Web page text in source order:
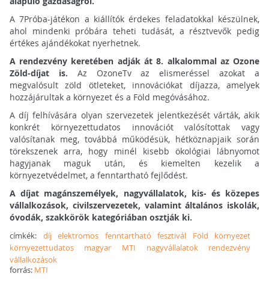
A 7Próba-játékon a kiállítók érdekes feladatokkal készülnek,
ahol mindenki próbára teheti tudását, a résztvevők pedig
értékes ajándékokat nyerhetnek.
A rendezvény keretében adják át 8. alkalommal az Ozone
Zöld-díjat is. Az OzoneTv az elismeréssel azokat a
megvalósult zöld ötleteket, innovációkat díjazza, amelyek
hozzájárultak a környezet és a Föld megóvásához.
A díj felhívására olyan szervezetek jelentkezését várták, akik
konkrét környezettudatos innovációt valósítottak vagy
valósítanak meg, továbbá működésük, hétköznapjaik során
törekszenek arra, hogy minél kisebb ökológiai lábnyomot
hagyjanak maguk után, és kiemelten kezelik a
környezetvédelmet, a fenntartható fejlődést.
A díjat magánszemélyek, nagyvállalatok, kis- és közepes
vállalkozások, civilszervezetek, valamint általános iskolák,
óvodák, szakkörök kategóriában osztják ki.
címkék: díj elektromos fenntartható fesztivál Föld
környezet
környezettudatos
magyar MTI nagyvállalatok
rendezvény
vállalkozások
forrás: MTI